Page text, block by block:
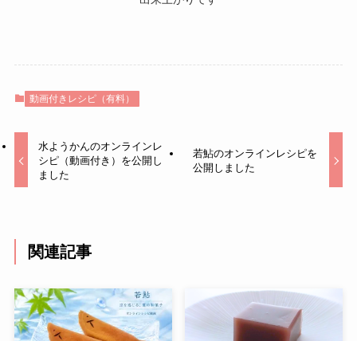
動画付きレシピ（有料）
水ようかんのオンラインレ
シピ（動画付き）を公開し
ました
若鮎のオンラインレシピを
公開しました
関連記事